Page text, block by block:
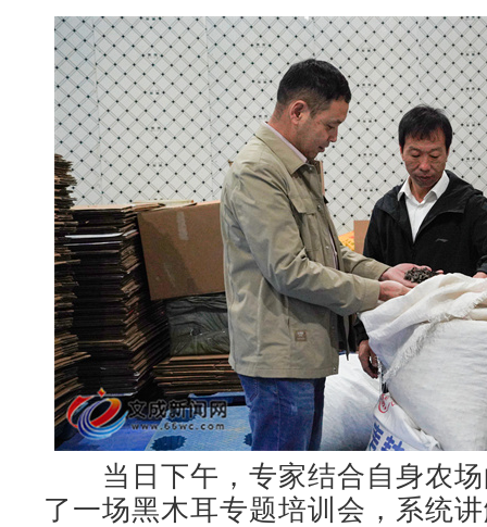
当日下午，专家结合自身农场
了一场黑木耳专题培训会，系统